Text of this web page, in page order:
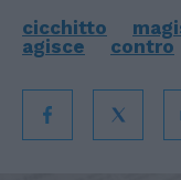
cicchitto
agisce
contro